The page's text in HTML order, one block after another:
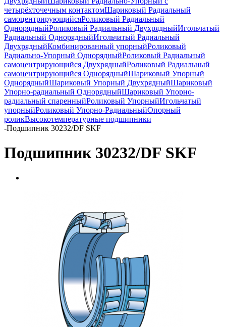
четырёхточечным контактомШариковый Радиальный
самоцентрирующийсяРоликовый Радиальный
ОднорядныйРоликовый Радиальный ДвухрядныйИгольчатый
Радиальный ОднорядныйИгольчатый Радиальный
ДвухрядныйКомбинированный упорныйРоликовый
Радиально-Упорный ОднорядныйРоликовый Радиальный
самоцентрирующийся ДвухрядныйРоликовый Радиальный
самоцентрирующийся ОднорядныйШариковый Упорный
ОднорядныйШариковый Упорный ДвухрядныйШариковый
Упорно-радиальный ОднорядныйШариковый Упорно-
радиальный спаренныйРоликовый УпорныйИгольчатый
упорныйРоликовый Упорно-РадиальныйОпорный
роликВысокотемпературные подшипники
-Подшипник 30232/DF SKF
Подшипник 30232/DF SKF